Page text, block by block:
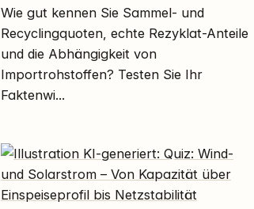
Wie gut kennen Sie Sammel- und
Recyclingquoten, echte Rezyklat-Anteile
und die Abhängigkeit von
Importrohstoffen? Testen Sie Ihr
Faktenwi...